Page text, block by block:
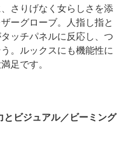
さりげなく女らしさを添
ーグローブ。人指し指と
ッチパネルに反応し、つ
。ルックスにも機能性に
足です。
とビジュアル／ビーミング